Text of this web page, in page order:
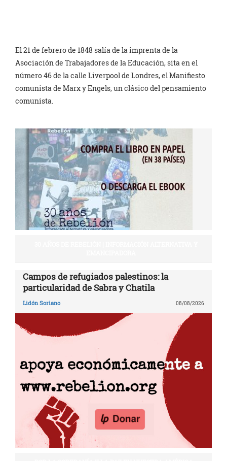
El 21 de febrero de 1848 salía de la imprenta de la
Asociación de Trabajadores de la Educación, sita en el
número 46 de la calle Liverpool de Londres, el Manifiesto
comunista de Marx y Engels, un clásico del pensamiento
comunista.
Campos de refugiados palestinos: la
particularidad de Sabra y Chatila
Lidón Soriano 08/08/2026